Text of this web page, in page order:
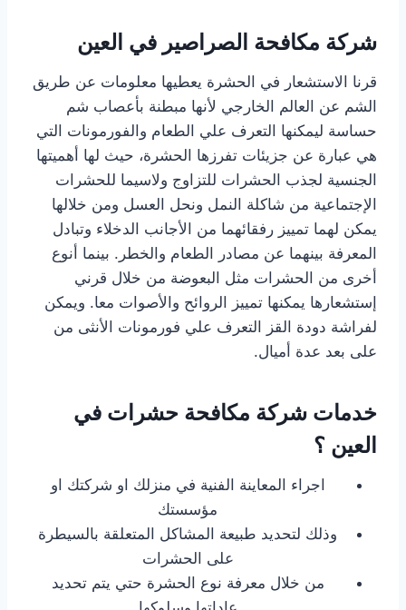
شركة مكافحة الصراصير في العين
قرنا الاستشعار في الحشرة يعطيها معلومات عن طريق
الشم عن العالم الخارجي لأنها مبطنة بأعصاب شم
حساسة ليمكنها التعرف علي الطعام والفورمونات التي
هي عبارة عن جزيئات تفرزها الحشرة، حيث لها أهميتها
الجنسية لجذب الحشرات للتزاوج ولاسيما للحشرات
الإجتماعية من شاكلة النمل ونحل العسل ومن خلالها
يمكن لهما تمييز رفقائهما من الأجانب الدخلاء وتبادل
المعرفة بينهما عن مصادر الطعام والخطر. بينما أنوع
أخرى من الحشرات مثل البعوضة من خلال قرني
إستشعارها يمكنها تمييز الروائح والأصوات معا. ويمكن
لفراشة دودة القز التعرف علي فورمونات الأنثى من
على بعد عدة أميال.
خدمات شركة مكافحة حشرات في
العين ؟
اجراء المعاينة الفنية في منزلك او شركتك او
مؤسستك
وذلك لتحديد طبيعة المشاكل المتعلقة بالسيطرة
على الحشرات
من خلال معرفة نوع الحشرة حتي يتم تحديد